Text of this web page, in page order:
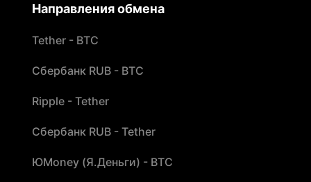
Направления обмена
Tether - BTC
Сбербанк RUB - BTC
Ripple - Tether
Сбербанк RUB - Tether
ЮMoney (Я.Деньги) - BTC